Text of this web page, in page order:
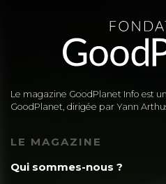
Le magazine GoodPlanet Info est
GoodPlanet, dirigée par Yann
LE MAGAZINE
Qui sommes-nous ?